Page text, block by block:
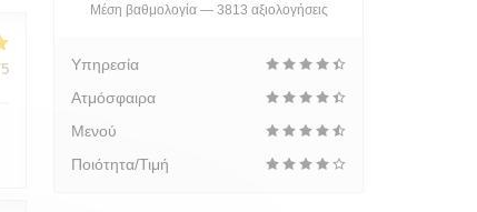
Μέση βαθμολογία — 3813 αξιολογήσεις
Υπηρεσία
Ατμόσφαιρα
Μενού
Ποιότητα/Τιμή